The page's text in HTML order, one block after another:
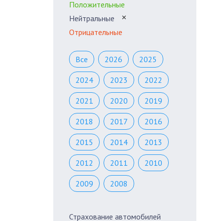
Положительные
Нейтральные
✕
Отрицательные
Все 2026 2025
2024 2023 2022
2021 2020 2019
2018 2017 2016
2015 2014 2013
2012 2011 2010
2009 2008
Страхование автомобилей